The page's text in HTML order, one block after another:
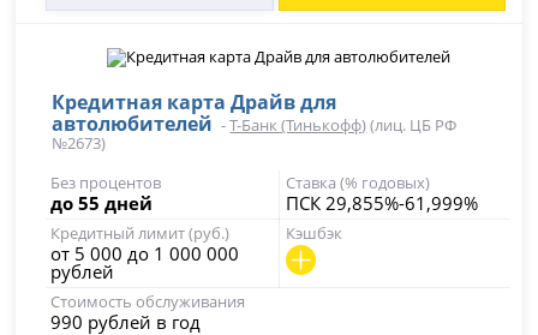
Кредитная карта Драйв для
автолюбителей -Т-Банк (Тинькофф)(лиц. ЦБ РФ
№2673)
Без процентов
до 55 дней
Ставка (% годовых)
ПСК 29,855%-61,999%
Кредитный лимит (руб.)
от 5 000 до 1 000 000
рублей
Кэшбэк
Стоимость обслуживания
990 рублей в год